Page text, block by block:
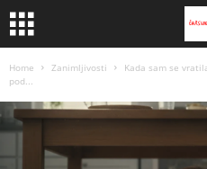
Home Zanimljivosti
Kada sam se
pod...